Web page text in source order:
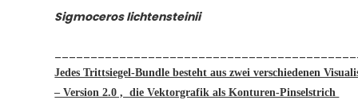
Sigmoceros lichtensteinii
Jedes Trittsiegel-Bundle besteht aus zwei verschiedenen
– Version 2.0 , die Vektorgrafik als Konturen-Pinselstrich